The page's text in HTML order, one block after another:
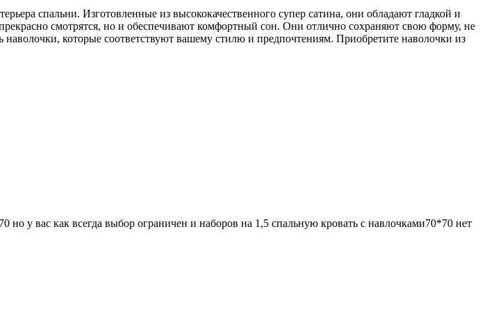
спальни. Изготовленные из высококачественного супер сатина, они обладают гладкой и
смотрятся, но и обеспечивают комфортный сон. Они отлично сохраняют свою форму, не
которые соответствуют вашему стилю и предпочтениям. Приобретите наволочки из
у вас как всегда выбор ограничен и наборов на 1,5 спальную кровать с навлочками70*70 нет